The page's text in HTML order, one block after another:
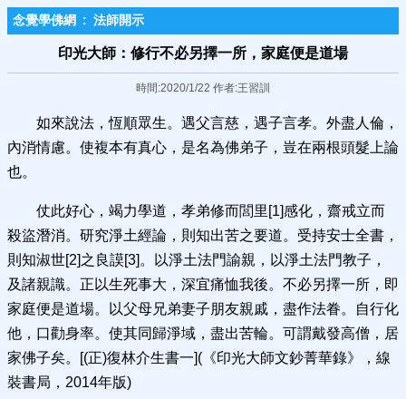
念覺學佛網 : 法師開示
印光大師：修行不必另擇一所，家庭便是道場
時間:2020/1/22 作者:王習訓
如來說法，恆順眾生。遇父言慈，遇子言孝。外盡人倫，
內消情慮。使複本有真心，是名為佛弟子，豈在兩根頭髮上論
也。
仗此好心，竭力學道，孝弟修而閭里[1]感化，齋戒立而
殺盜潛消。研究淨土經論，則知出苦之要道。受持安士全書，
則知淑世[2]之良謨[3]。以淨土法門諭親，以淨土法門教子，
及諸親識。正以生死事大，深宜痛恤我後。不必另擇一所，即
家庭便是道場。以父母兄弟妻子朋友親戚，盡作法眷。自行化
他，口勸身率。使其同歸淨域，盡出苦輪。可謂戴發高僧，居
家佛子矣。[(正)復林介生書一](《印光大師文鈔菁華錄》，線
裝書局，2014年版)